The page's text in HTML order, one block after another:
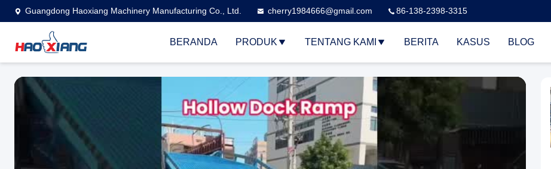
Guangdong Haoxiang Machinery Manufacturing Co., Ltd. cherry1984666@gmail.com 86-138-2398-3315
BERANDA PRODUK TENTANG KAMI BERITA KASUS BLOG